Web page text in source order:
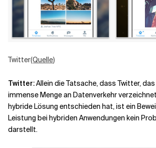
Twitter(Quelle)
Twitter:Allein die Tatsache, dass Twitter,
immense Menge an Datenverkehr
hybride Lösung entschieden hat, ist ein
Leistung bei hybriden Anwendungen kein
darstellt.